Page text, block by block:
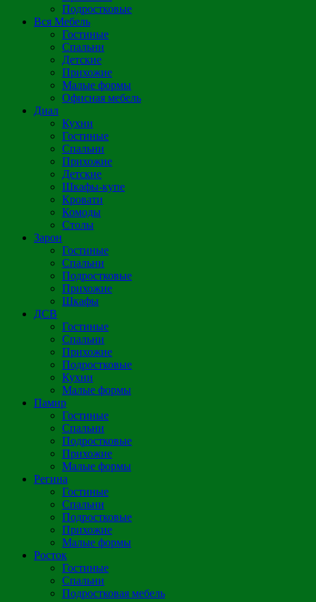
Подростковые
Вся Мебель
Гостиные
Спальни
Детские
Прихожие
Малые формы
Офисная мебель
Диал
Кухни
Гостиные
Спальни
Прихожие
Детские
Шкафы-купе
Кровати
Комоды
Столы
Зарон
Гостиные
Спальни
Подростковые
Прихожие
Шкафы
ДСВ
Гостиные
Спальни
Прихожие
Подростковые
Кухни
Малые формы
Памир
Гостиные
Спальни
Подростковые
Прихожие
Малые формы
Регина
Гостиные
Спальни
Подростковые
Прихожие
Малые формы
Росток
Гостиные
Спальни
Подростковая мебель